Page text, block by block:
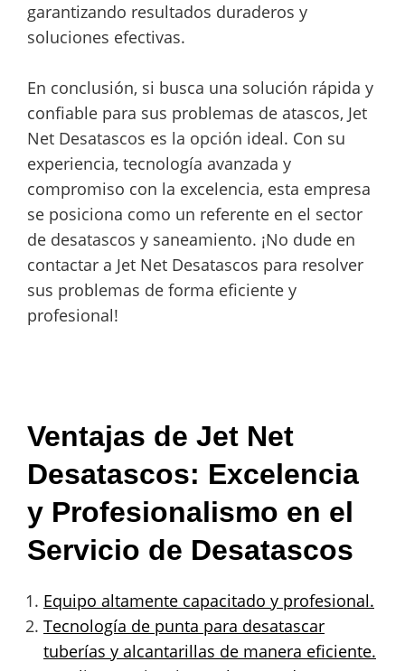
garantizando resultados duraderos y
soluciones efectivas.
En conclusión, si busca una solución rápida y
confiable para sus problemas de atascos, Jet
Net Desatascos es la opción ideal. Con su
experiencia, tecnología avanzada y
compromiso con la excelencia, esta empresa
se posiciona como un referente en el sector
de desatascos y saneamiento. ¡No dude en
contactar a Jet Net Desatascos para resolver
sus problemas de forma eficiente y
profesional!
Ventajas de Jet Net
Desatascos: Excelencia
y Profesionalismo en el
Servicio de Desatascos
Equipo altamente capacitado y profesional.
Tecnología de punta para desatascar
tuberías y alcantarillas de manera eficiente.